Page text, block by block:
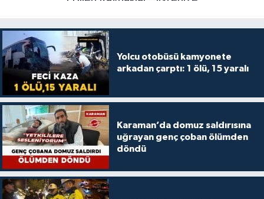
Yolcu otobüsü kamyonete
arkadan çarptı: 1 ölü, 15 yaralı
Karaman’da domuz saldırısına
uğrayan genç çoban ölümden
döndü